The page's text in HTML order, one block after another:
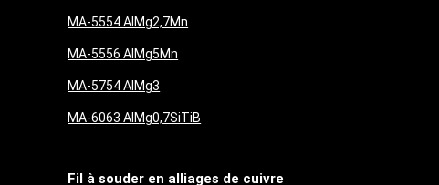
MA-5554 AlMg2,7Mn
MA-5556 AlMg5Mn
MA-5754 AlMg3
MA-6063 AlMg0,7SiTiB
Fil à souder en alliages de cuivre